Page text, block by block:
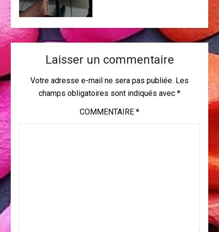
Laisser un commentaire
Votre adresse e-mail ne sera pas publiée. Les
champs obligatoires sont indiqués avec *
COMMENTAIRE *